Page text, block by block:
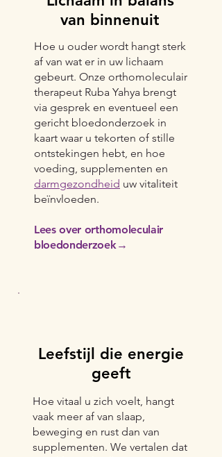
van binnenuit
Hoe u ouder wordt hangt sterk
af van wat er in uw lichaam
gebeurt. Onze orthomoleculair
therapeut Ruba Yahya brengt
via gesprek en eventueel een
gericht bloedonderzoek in
kaart waar u tekorten of stille
ontstekingen hebt, en hoe
voeding, supplementen en
darmgezondheid uw vitaliteit
beïnvloeden.
Lees over orthomoleculair
bloedonderzoek→
Leefstijl die energie
geeft
Hoe vitaal u zich voelt, hangt
vaak meer af van slaap,
beweging en rust dan van
supplementen. We vertalen dat